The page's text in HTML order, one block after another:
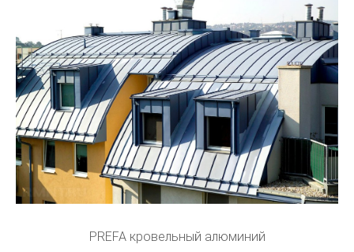
PREFA кровельный алюминий